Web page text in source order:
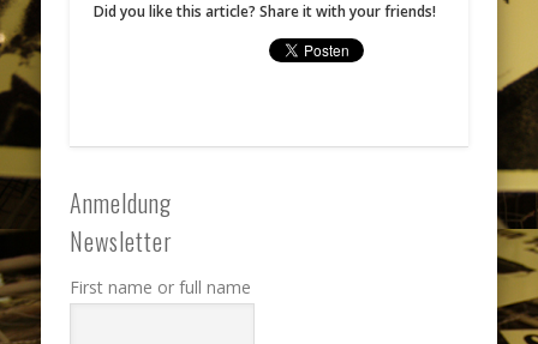
Did you like this article? Share it with your friends!
Anmeldung
Newsletter
First name or full name